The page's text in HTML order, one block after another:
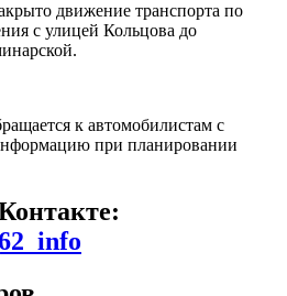
движение транспорта по
с улицей Кольцова до
к автомобилистам с
при планировании